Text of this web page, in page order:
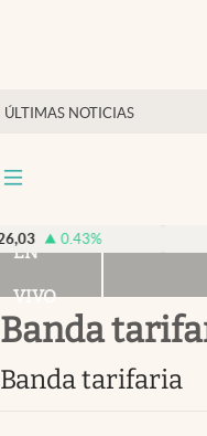
ÚLTIMAS NOTICIAS
Mercados Online
Otras secciones
Infotechnology
%
EN
VIVO
banda
banda tarifaria